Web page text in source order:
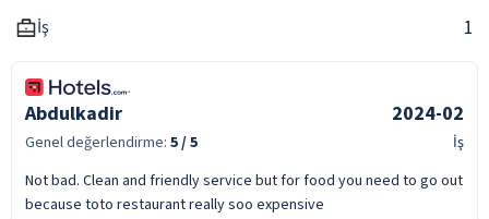
İş 1
Abdulkadir 2024-02
Genel değerlendirme: 5/ 5
İş
Not bad. Clean and friendly service but for food you need to go out
because toto restaurant really soo expensive